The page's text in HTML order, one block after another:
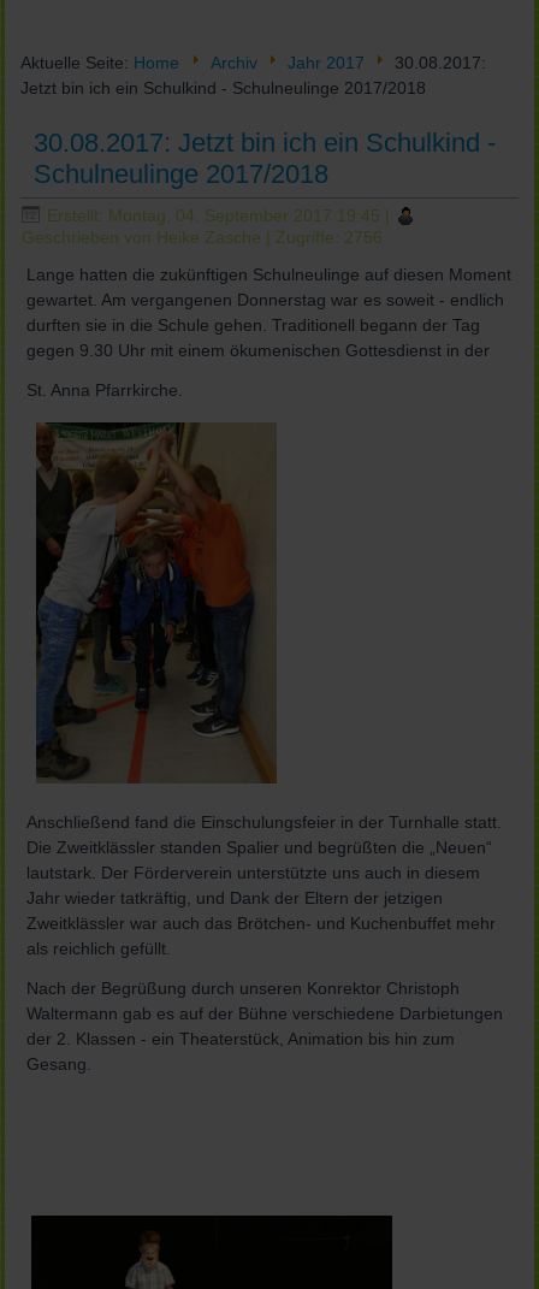
Aktuelle Seite: Home Archiv Jahr 2017
30.08.2017:
Jetzt bin ich ein Schulkind - Schulneulinge 2017/2018
30.08.2017: Jetzt bin ich ein Schulkind -
Schulneulinge 2017/2018
Erstellt: Montag, 04. September 2017 19:45 |
Geschrieben von Heike Zasche | Zugriffe: 2756
Lange hatten die zukünftigen Schulneulinge auf diesen Moment
gewartet. Am vergangenen Donnerstag war es soweit - endlich
durften sie in die Schule gehen. Traditionell begann der Tag
gegen 9.30 Uhr mit einem ökumenischen Gottesdienst in der
St. Anna Pfarrkirche.
Anschließend fand die Einschulungsfeier in der Turnhalle statt.
Die Zweitklässler standen Spalier und begrüßten die „Neuen“
lautstark. Der Förderverein unterstützte uns auch in diesem
Jahr wieder tatkräftig, und Dank der Eltern der jetzigen
Zweitklässler war auch das Brötchen- und Kuchenbuffet mehr
als reichlich gefüllt.
Nach der Begrüßung durch unseren Konrektor Christoph
Waltermann gab es auf der Bühne verschiedene Darbietungen
der 2. Klassen - ein Theaterstück, Animation bis hin zum
Gesang.